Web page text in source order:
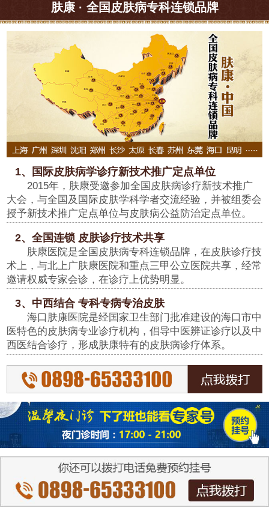
肤康 · 全国皮肤病专科连锁品牌
1、国际皮肤病学诊疗新技术推广定点单位
2015年，肤康受邀参加全国皮肤病诊疗新技术推广
大会，与全国及国际皮肤学科学者交流经验，并被组委会
授予新技术推广定点单位与皮肤病公益防治定点单位。
2、全国连锁 皮肤诊疗技术共享
肤康医院是全国皮肤病专科连锁品牌，在皮肤诊疗技
术上，与北上广肤康医院和重点三甲公立医院共享，经常
邀请权威专家会诊，在诊疗上优势明显。
3、中西结合 专科专病专治皮肤
海口肤康医院是经国家卫生部门批准建设的海口市中
医特色的皮肤病专业诊疗机构，倡导中医辨证诊疗以及中
西医结合诊疗，形成肤康特有的皮肤病诊疗体系。